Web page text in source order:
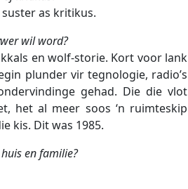
as kritikus.
wil word?
en wolf-storie. Kort voor lank
plunder vir tegnologie, radio’s
gehad. Die die vlot
het al meer soos ‘n ruimteskip
kis. Dit was 1985.
en familie?